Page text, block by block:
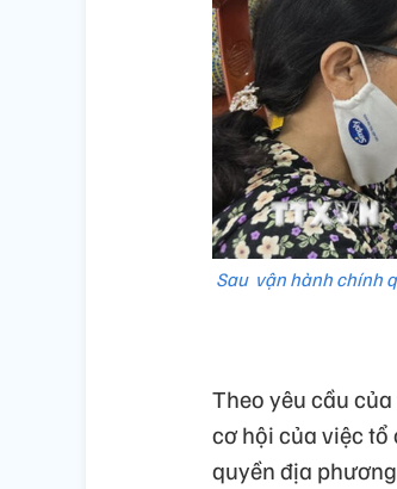
Sau vận hành chính
Theo yêu cầu
cơ hội của việc
quyền địa